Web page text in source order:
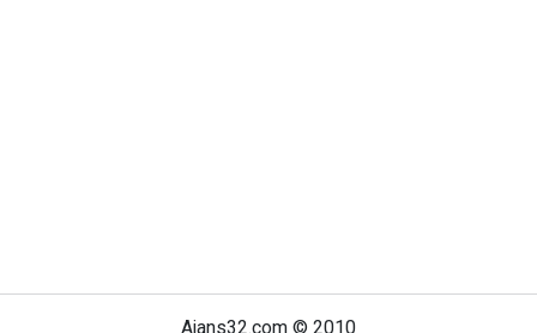
Ajans32.com © 2010